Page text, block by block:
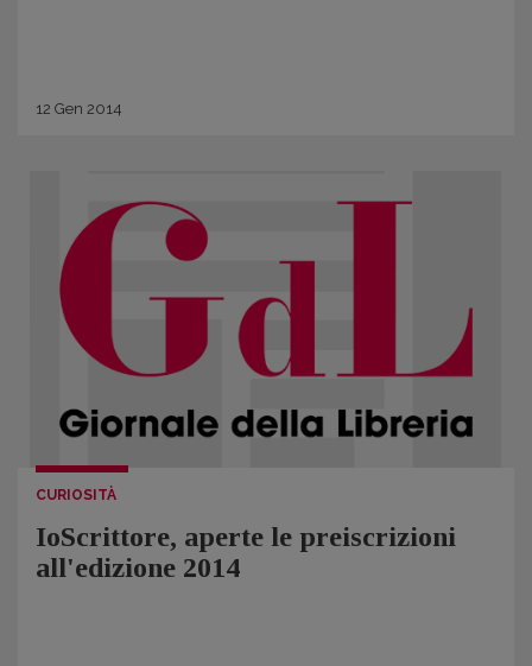
12 Gen 2014
CURIOSITÀ
IoScrittore, aperte le preiscrizioni
all'edizione 2014